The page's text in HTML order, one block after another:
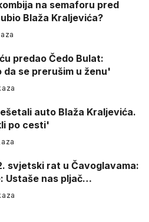
na semaforu pred
Blaža Kraljevića?
predao Čedo Bulat:
da se prerušim u ženu'
auto Blaža Kraljevića.
po cesti'
svjetski rat u Čavoglavama:
Ustaše nas pljač…